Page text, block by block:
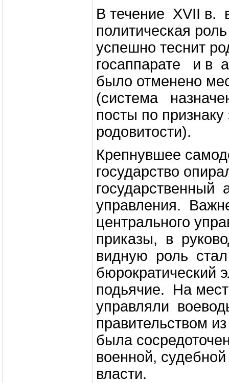
В течение XVII в.
политическая
успешно теснит
госаппарате и в
было отменено
(система
посты по
родовитости).
Крепнувшее
государство
государственный
управления.
центрального
приказы, в
видную роль стал
бюрократический
подьячие. На
управляли
правительством
была
военной,
власти.